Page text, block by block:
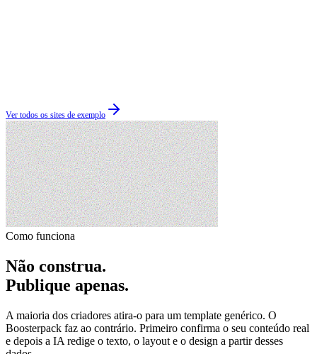
Ver todos os sites de exemplo
Como funciona
Não construa.
Publique apenas.
A maioria dos criadores atira-o para um template genérico. O
Boosterpack faz ao contrário. Primeiro confirma o seu conteúdo real
e depois a IA redige o texto, o layout e o design a partir desses